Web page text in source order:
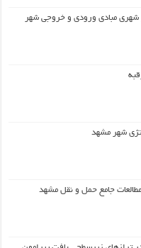
شهری مبادی ورودی و خروجی شهر
شهر مشهد
جامع حمل و نقل مشهد